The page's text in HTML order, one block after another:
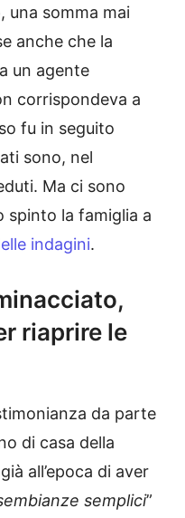
, una somma mai
anche che la
un agente
corrispondeva a
fu in seguito
sono, nel
Ma ci sono
spinto la famiglia a
indagini.
riaprire le
da parte
di casa della
all’epoca di aver
semplici”